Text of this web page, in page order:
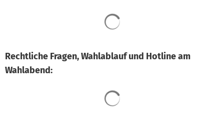
Rechtliche Fragen, Wahlablauf und Hotline am
Wahlabend: